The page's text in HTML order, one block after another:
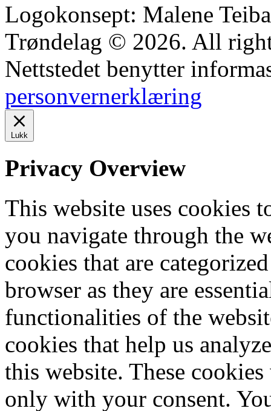
Logokonsept: Malene
Trøndelag © 2026. All
Nettstedet benytter
personvernerklæring
Lukk
Privacy Overview
This website uses cookies
you navigate through the
cookies that are
browser as they are
functionalities of the
cookies that help us
this website. These
only with your consent.